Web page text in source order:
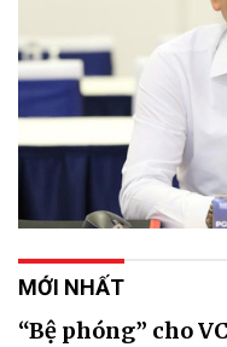
MỚI NHẤT
“Bệ phóng” cho